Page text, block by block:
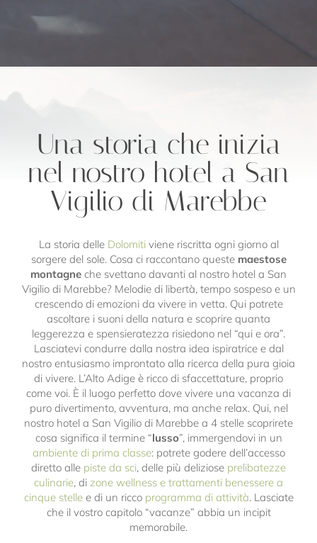
Una storia che inizia
nel nostro hotel a San
Vigilio di Marebbe
La storia delle Dolomitiviene riscritta ogni giorno al
sorgere del sole. Cosa ci raccontano queste maestose
montagne che svettano davanti al nostro hotel a San
Vigilio di Marebbe? Melodie di libertà, tempo sospeso e un
crescendo di emozioni da vivere in vetta. Qui potrete
ascoltare i suoni della natura e scoprire quanta
leggerezza e spensieratezza risiedono nel “qui e ora”.
Lasciatevi condurre dalla nostra idea ispiratrice e dal
nostro entusiasmo improntato alla ricerca della pura gioia
di vivere. L’Alto Adige è ricco di sfaccettature, proprio
come voi. È il luogo perfetto dove vivere una vacanza di
puro divertimento, avventura, ma anche relax. Qui, nel
nostro hotel a San Vigilio di Marebbe a 4 stelle scoprirete
cosa significa il termine “lusso”, immergendovi in un
ambiente di prima classe: potrete godere dell’accesso
diretto alle piste da sci, delle più deliziose prelibatezze
culinarie, di zone wellness e trattamenti benessere a
cinque stellee di un ricco programma di attività. Lasciate
che il vostro capitolo “vacanze” abbia un incipit
memorabile.